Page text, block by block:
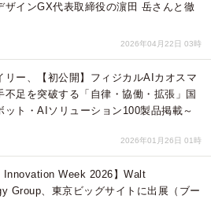
ザインGX代表取締役の濵田 岳さんと徹
2026年04月22日 03時
リー、【初公開】フィジカルAIカオスマ
不足を突破する「自律・協働・拡張」国
ット・AIソリューション100製品掲載～
2026年01月26日 01時
Innovation Week 2026】Walt
Group、東京ビッグサイトに出展（ブー